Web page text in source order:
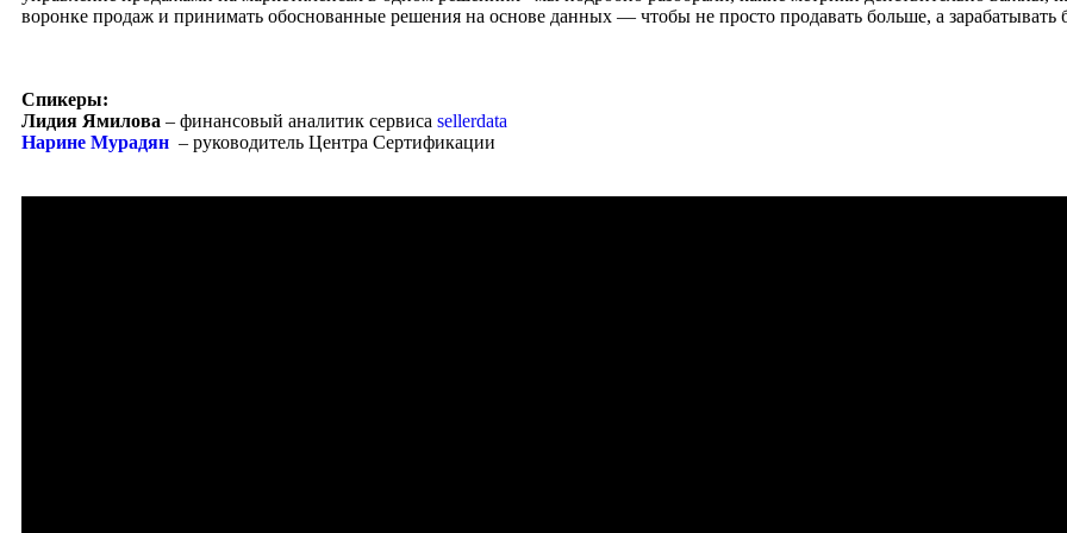
воронке продаж и принимать обоснованные решения на основе данных — чтобы не просто продавать больше, а зарабатывать
Спикеры:
Лидия Ямилова – финансовый аналитик сервиса sellerdata
Нарине Мурадян – руководитель Центра Сертификации